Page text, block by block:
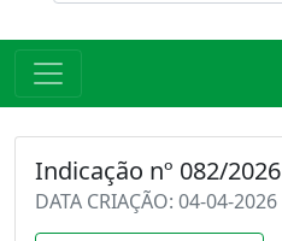
Indicação nº 082/2026
DATA CRIAÇÃO: 04-04-2026